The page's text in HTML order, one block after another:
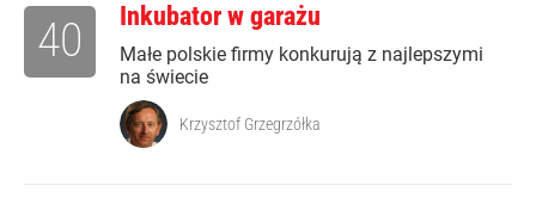
Inkubator w garażu
Małe polskie firmy konkurują z najlepszymi
na świecie
40
Krzysztof Grzegrzółka